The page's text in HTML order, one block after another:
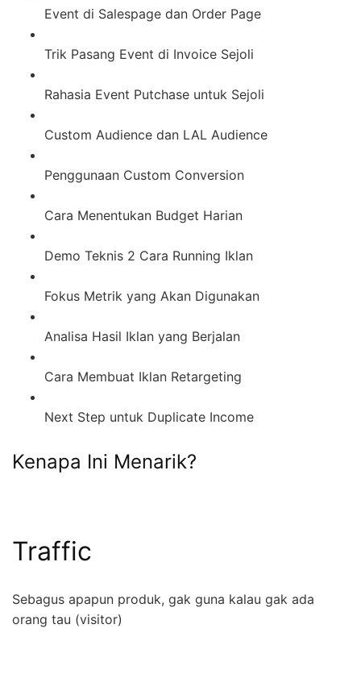
Event di Salespage dan Order Page
Trik Pasang Event di Invoice Sejoli
Rahasia Event Putchase untuk Sejoli
Custom Audience dan LAL Audience
Penggunaan Custom Conversion
Cara Menentukan Budget Harian
Demo Teknis 2 Cara Running Iklan
Fokus Metrik yang Akan Digunakan
Analisa Hasil Iklan yang Berjalan
Cara Membuat Iklan Retargeting
Next Step untuk Duplicate Income
Kenapa Ini Menarik?
Traffic
Sebagus apapun produk, gak guna kalau gak ada
orang tau (visitor)